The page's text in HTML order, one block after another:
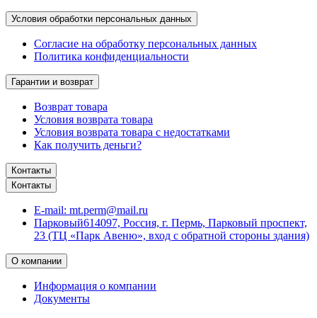
Условия обработки персональных данных
Согласие на обработку персональных данных
Политика конфиденциальности
Гарантии и возврат
Возврат товара
Условия возврата товара
Условия возврата товара с недостатками
Как получить деньги?
Контакты
Контакты
E-mail: mt.perm@mail.ru
Парковый614097, Россия, г. Пермь, Парковый проспект,
23 (ТЦ «Парк Авеню», вход с обратной стороны здания)
О компании
Информация о компании
Документы